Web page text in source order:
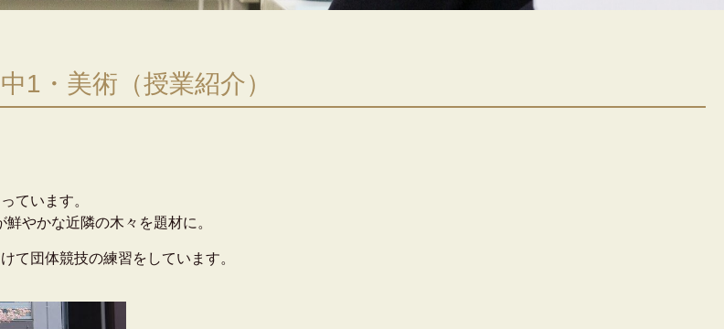
1・美術（授業紹介）
ています。
やかな近隣の木々を題材に。
て団体競技の練習をしています。